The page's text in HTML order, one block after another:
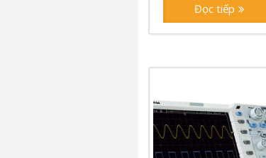
Đọc tiếp